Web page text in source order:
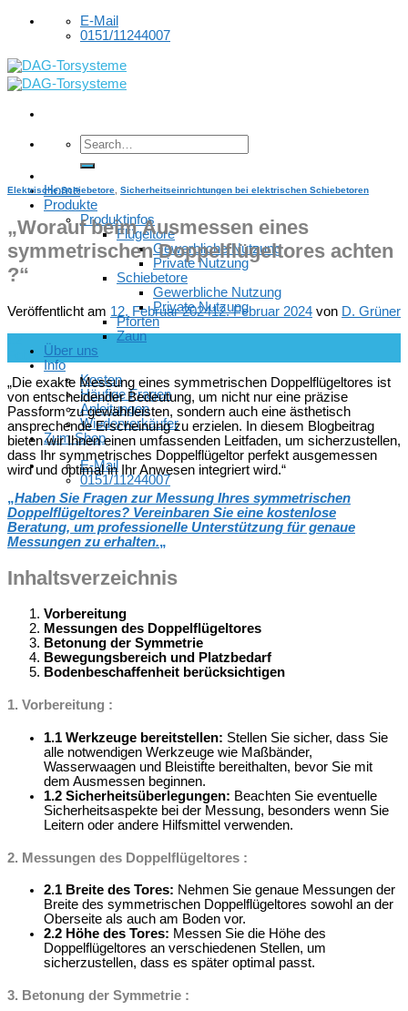
Skip
E-Mail
0151/11244007
Home
Produkte
Produktinfos
Flügeltore
Gewerbliche Nutzung
Private Nutzung
Schiebetore
Gewerbliche Nutzung
Private Nutzung
Pforten
Zaun
Über uns
Info
Kosten
Häufige Fragen
Anleitungen
Wiederverkäufer
Zum Shop
E-Mail
0151/11244007
Elektrische Schiebetore Sicherheitseinrichtungen bei elektrischen Schiebetoren
„Worauf beim Ausmessen eines
symmetrischen Doppelflügeltores achten
?“
Veröffentlicht am 12. Februar 202412. Februar 2024 von D. Grüner
Feb.
„Die exakte Messung eines symmetrischen Doppelflügeltores ist
von entscheidender Bedeutung, um nicht nur eine präzise
Passform zu gewährleisten, sondern auch eine ästhetisch
ansprechende Erscheinung zu erzielen. In diesem Blogbeitrag
bieten wir Ihnen einen umfassenden Leitfaden, um sicherzustellen,
dass Ihr symmetrisches Doppelflügeltor perfekt ausgemessen
wird und optimal in Ihr Anwesen integriert wird.“
„Haben Sie Fragen zur Messung Ihres symmetrischen
Doppelflügeltores? Vereinbaren Sie eine kostenlose
Beratung, um professionelle Unterstützung für genaue
Messungen zu erhalten.„
Inhaltsverzeichnis
Vorbereitung
Messungen des Doppelflügeltores
Betonung der Symmetrie
Bewegungsbereich und Platzbedarf
Bodenbeschaffenheit berücksichtigen
1. Vorbereitung :
1.1 Werkzeuge bereitstellen: Stellen Sie sicher, dass Sie
alle notwendigen Werkzeuge wie Maßbänder,
Wasserwaagen und Bleistifte bereithalten, bevor Sie mit
dem Ausmessen beginnen.
1.2 Sicherheitsüberlegungen: Beachten Sie eventuelle
Sicherheitsaspekte bei der Messung, besonders wenn Sie
Leitern oder andere Hilfsmittel verwenden.
2. Messungen des Doppelflügeltores :
2.1 Breite des Tores: Nehmen Sie genaue Messungen der
Breite des symmetrischen Doppelflügeltores sowohl an der
Oberseite als auch am Boden vor.
2.2 Höhe des Tores: Messen Sie die Höhe des
Doppelflügeltores an verschiedenen Stellen, um
sicherzustellen, dass es später optimal passt.
3. Betonung der Symmetrie :